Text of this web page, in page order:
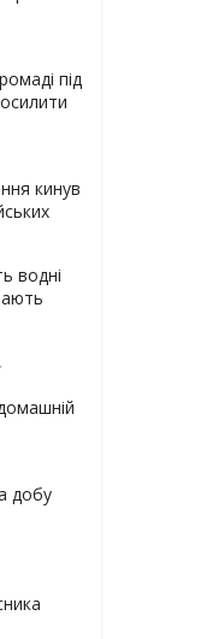
під
кинув
водні
добу